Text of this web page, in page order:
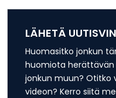
LÄHETÄ
Huomasitko jonkun
huomiota herättävän
jonkun muun? Otitko
videon? Kerro siitä